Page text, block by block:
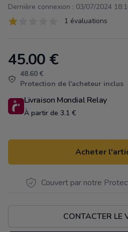
Dernière connexion : 03/07/2024
Évaluations
1 sur 5 étoiles 1 évaluations
Product information
45.00 €
48.60 €
Protection de l'acheteur inclus
Livraison Mondial Relay
À partir de 3.1 €
Acheter
Couvert par notre
CONTACTER LE